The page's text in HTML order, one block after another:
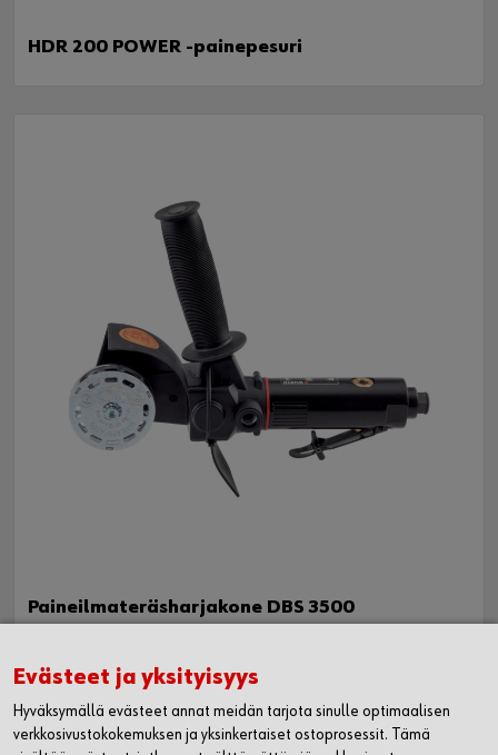
HDR 200 POWER -painepesuri
Paineilmateräsharjakone DBS 3500
WÜRTH OY
Evästeet ja yksityisyys
Hyväksymällä evästeet annat meidän tarjota sinulle optimaalisen
verkkosivustokokemuksen ja yksinkertaiset ostoprosessit. Tämä